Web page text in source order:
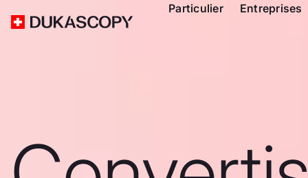
Particulier Entreprises